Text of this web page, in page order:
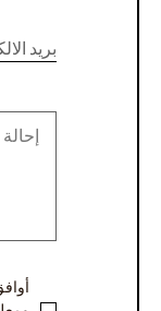
או
הצעת
بريد
field